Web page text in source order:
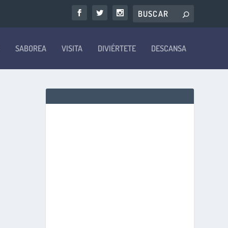
SABOREA VISITA DIVIÉRTETE DESCANSA